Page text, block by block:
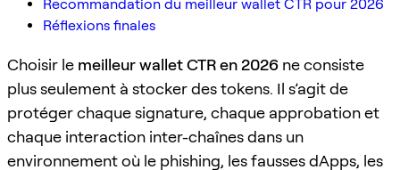
Recommandation du meilleur wallet CTR pour 2026
Réflexions finales
Choisir le meilleur wallet CTR en 2026 ne consiste
plus seulement à stocker des tokens. Il s’agit de
protéger chaque signature, chaque approbation et
chaque interaction inter-chaînes dans un
environnement où le phishing, les fausses dApps, les